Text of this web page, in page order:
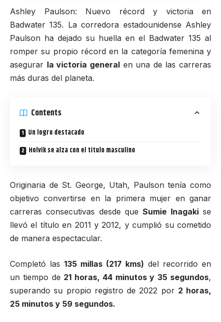
Ashley Paulson: Nuevo récord y victoria en
Badwater 135. La corredora estadounidense Ashley
Paulson ha dejado su huella en el Badwater 135 al
romper su propio récord en la categoría femenina y
asegurar la victoria generalen una de las carreras
más duras del planeta.
Contents
Un logro destacado
Holvik se alza con el título masculino
Originaria de St. George, Utah, Paulson tenía como
objetivo convertirse en la primera mujer en ganar
carreras consecutivas desde queSumie Inagakise
llevó el título en 2011 y 2012, y cumplió su cometido
de manera espectacular.
Completó las 135 millas (217 kms) del recorrido en
un tiempo de 21 horas, 44 minutos y 35 segundos,
superando su propio registro de 2022 por 2 horas,
25 minutos y 59 segundos.